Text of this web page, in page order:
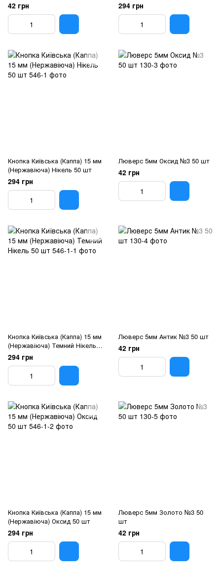
42 грн 294 грн
Кнопка Київська (Каппа) 15 мм
(Нержавіюча) Нікель 50 шт
294 грн
Люверс 5мм Оксид №3 50 шт
42 грн
Кнопка Київська (Каппа) 15 мм
(Нержавіюча) Темний Нікель
50 шт
294 грн
Люверс 5мм Антик №3 50 шт
42 грн
Кнопка Київська (Каппа) 15 мм
(Нержавіюча) Оксид 50 шт
294 грн
Люверс 5мм Золото №3 50
шт
42 грн